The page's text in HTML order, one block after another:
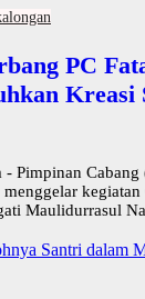
PC
Kreasi
Pimpinan Cabang
kegiatan
Maulidurrasul